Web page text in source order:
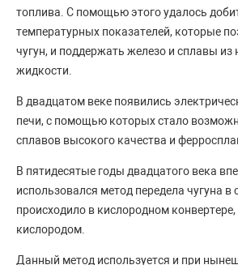
топлива. С помощью этого удалось
температурных показателей, которые
чугун, и поддержать железо и сплавы из
жидкости.
В двадцатом веке появились
печи, с помощью которых стало
сплавов высокого качества и
В пятидесятые годы двадцатого века
использовался метод передела чугуна в
происходило в кислородном
кислородом.
Данный метод используется и при